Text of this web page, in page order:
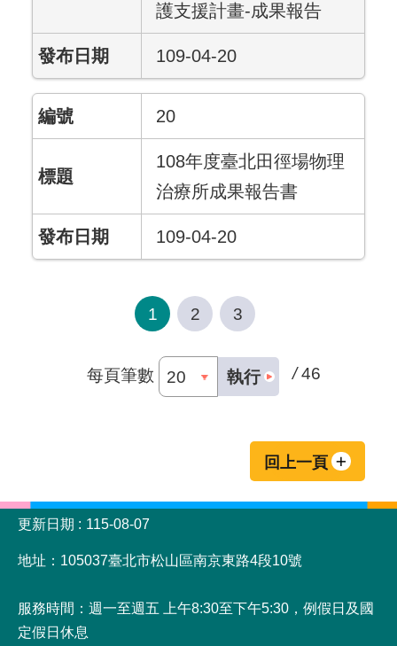
護支援計畫-成果報告
109-04-20
20
108年度臺北田徑場物理
治療所成果報告書
109-04-20
1 2 3
每頁筆數 執行 / 46
回上一頁
:::
更新日期
115-08-07
地址：105037臺北市松山區南京東路4段10號
服務時間：週一至週五 上午8:30至下午5:30，例假日及國
定假日休息